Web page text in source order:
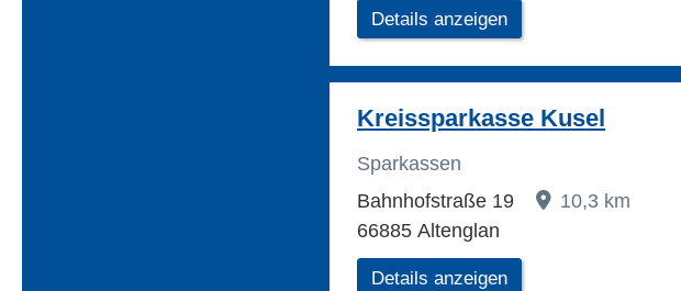
Details anzeigen
Kreissparkasse Kusel
Sparkassen
Bahnhofstraße 19
10,3 km
66885 Altenglan
Details anzeigen